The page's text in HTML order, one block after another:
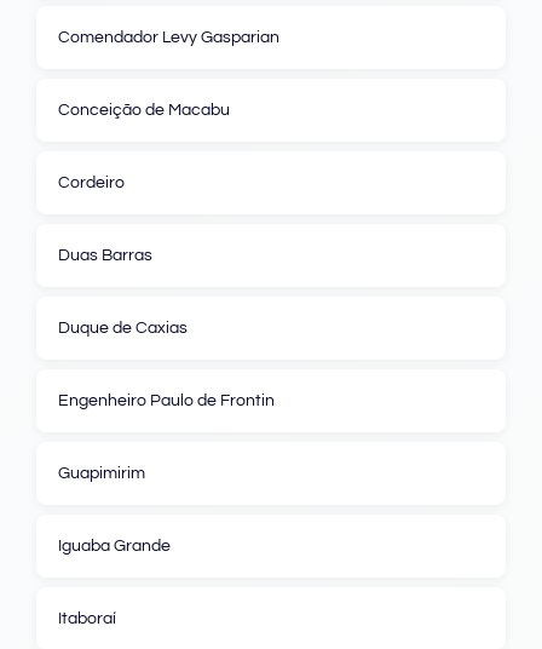
Comendador Levy Gasparian
Conceição de Macabu
Cordeiro
Duas Barras
Duque de Caxias
Engenheiro Paulo de Frontin
Guapimirim
Iguaba Grande
Itaboraí